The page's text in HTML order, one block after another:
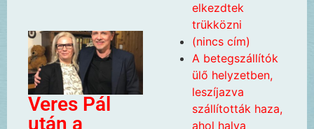
Veres Pál
után a
elkezdtek
trükközni
(nincs cím)
A betegszállítók
ülő helyzetben,
leszíjazva
szállították haza,
ahol halva